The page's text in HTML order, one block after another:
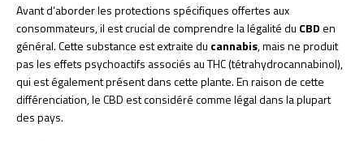
Avant d’aborder les protections spécifiques offertes aux
consommateurs, il est crucial de comprendre la légalité du CBDen
général. Cette substance est extraite du cannabis, mais ne produit
pas les effets psychoactifs associés au THC (tétrahydrocannabinol),
qui est également présent dans cette plante. En raison de cette
différenciation, le CBD est considéré comme légal dans la plupart
des pays.